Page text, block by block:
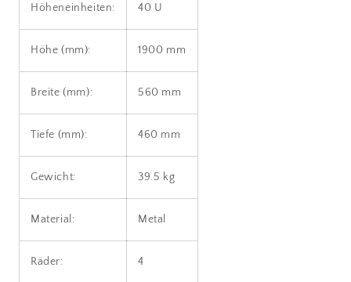
Höheneinheiten: 40 U
Höhe (mm): 1900 mm
Breite (mm): 560 mm
Tiefe (mm): 460 mm
Gewicht: 39.5 kg
Material: Metal
Räder: 4